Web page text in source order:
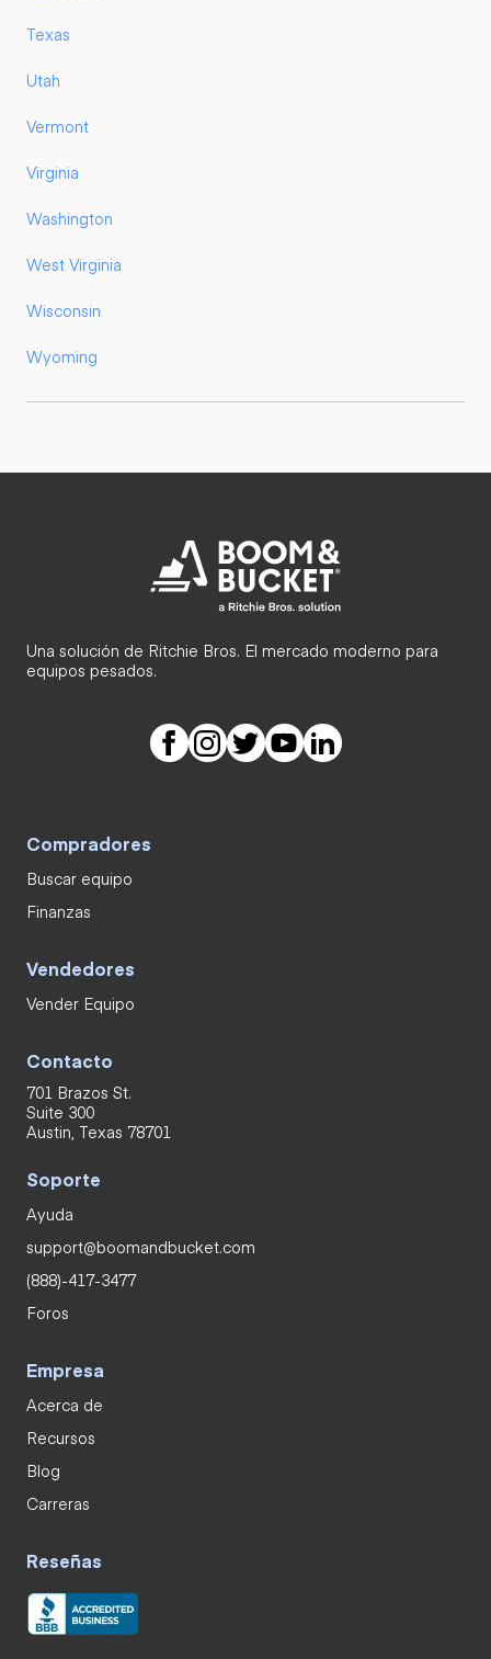
Texas
Utah
Vermont
Virginia
Washington
West Virginia
Wisconsin
Wyoming
Una solución de Ritchie Bros. El mercado moderno para
equipos pesados.
Compradores
Buscar equipo
Finanzas
Vendedores
Vender Equipo
Contacto
701 Brazos St.
Suite 300
Austin, Texas 78701
Soporte
Ayuda
support@boomandbucket.com
(888)-417-3477
Foros
Empresa
Acerca de
Recursos
Blog
Carreras
Reseñas